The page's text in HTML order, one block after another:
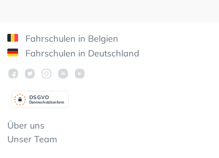
Fahrschulen in Belgien
Fahrschulen in Deutschland
Datenschutzkonform
DSGVO
Über uns
Unser Team